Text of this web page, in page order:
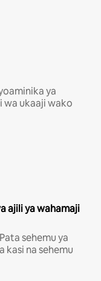
ya
wa ukaaji wako
ajili ya wahamaji
sehemu ya
kasi na sehemu